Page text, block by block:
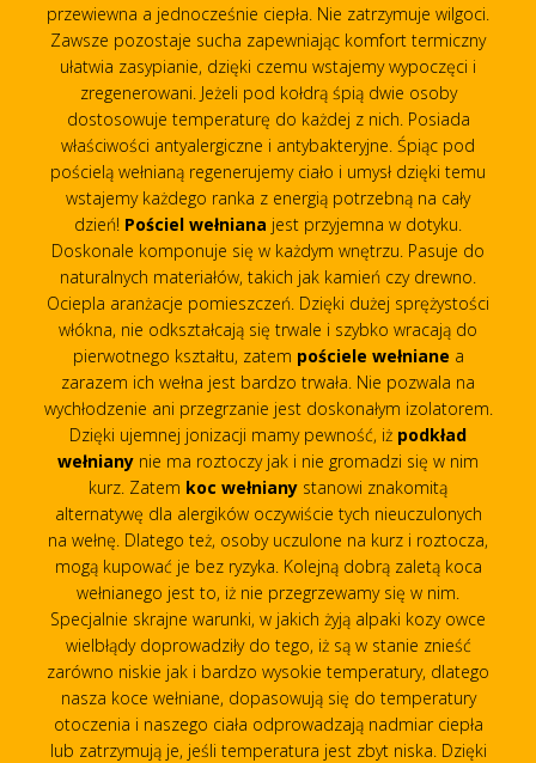
przewiewna a jednocześnie ciepła. Nie zatrzymuje wilgoci.
Zawsze pozostaje sucha zapewniając komfort termiczny
ułatwia zasypianie, dzięki czemu wstajemy wypoczęci i
zregenerowani. Jeżeli pod kołdrą śpią dwie osoby
dostosowuje temperaturę do każdej z nich. Posiada
właściwości antyalergiczne i antybakteryjne. Śpiąc pod
pościelą wełnianą regenerujemy ciało i umysł dzięki temu
wstajemy każdego ranka z energią potrzebną na cały
dzień! Pościel wełniana jest przyjemna w dotyku.
Doskonale komponuje się w każdym wnętrzu. Pasuje do
naturalnych materiałów, takich jak kamień czy drewno.
Ociepla aranżacje pomieszczeń. Dzięki dużej sprężystości
włókna, nie odkształcają się trwale i szybko wracają do
pierwotnego kształtu, zatem pościele wełniane a
zarazem ich wełna jest bardzo trwała. Nie pozwala na
wychłodzenie ani przegrzanie jest doskonałym izolatorem.
Dzięki ujemnej jonizacji mamy pewność, iż podkład
wełniany nie ma roztoczy jak i nie gromadzi się w nim
kurz. Zatem koc wełniany stanowi znakomitą
alternatywę dla alergików oczywiście tych nieuczulonych
na wełnę. Dlatego też, osoby uczulone na kurz i roztocza,
mogą kupować je bez ryzyka. Kolejną dobrą zaletą koca
wełnianego jest to, iż nie przegrzewamy się w nim.
Specjalnie skrajne warunki, w jakich żyją alpaki kozy owce
wielbłądy doprowadziły do tego, iż są w stanie znieść
zarówno niskie jak i bardzo wysokie temperatury, dlatego
nasza koce wełniane, dopasowują się do temperatury
otoczenia i naszego ciała odprowadzają nadmiar ciepła
lub zatrzymują je, jeśli temperatura jest zbyt niska. Dzięki